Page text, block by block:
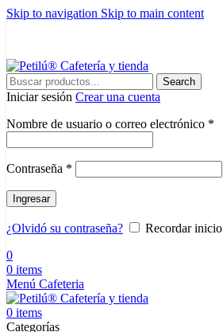
Skip to navigation Skip to main content
Search
Iniciar sesión Crear una cuenta
Nombre de usuario o correo electrónico *
Contraseña *
Ingresar
¿Olvidó su contraseña?
Recordar inicio
0
0 items
Menú Cafeteria
0 items
Categorías